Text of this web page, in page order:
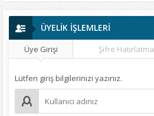
ÜYELİK İŞLEMLERİ
Üye Girişi Şifre Hatırlatma
Lütfen giriş bilgilerinizi yazınız.